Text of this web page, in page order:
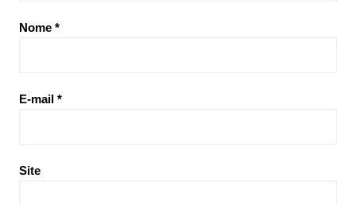
Nome *
E-mail *
Site